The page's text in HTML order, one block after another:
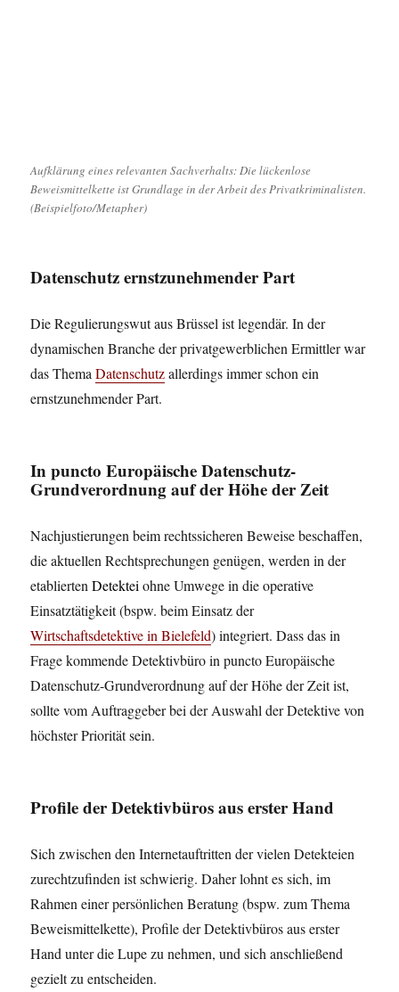
Aufklärung eines relevanten Sachverhalts: Die lückenlose
Beweismittelkette ist Grundlage in der Arbeit des Privatkriminalisten.
(Beispielfoto/Metapher)
Datenschutz ernstzunehmender Part
Die Regulierungswut aus Brüssel ist legendär. In der
dynamischen Branche der privatgewerblichen Ermittler war
das ThemaDatenschutzallerdings immer schon ein
ernstzunehmender Part.
In puncto Europäische Datenschutz-
Grundverordnung auf der Höhe der Zeit
Nachjustierungen beim rechtssicheren Beweise beschaffen,
die aktuellen Rechtsprechungen genügen, werden in der
etabliertenDetektei ohne Umwege in die operative
Einsatztätigkeit (bspw. beim Einsatz der
Wirtschaftsdetektive in Bielefeld) integriert. Dass das in
Frage kommende Detektivbüro in puncto Europäische
Datenschutz-Grundverordnung auf der Höhe der Zeit ist,
sollte vom Auftraggeber bei der Auswahl der Detektive von
höchster Priorität sein.
Profile der Detektivbüros aus erster Hand
Sich zwischen den Internetauftritten der vielen Detekteien
zurechtzufinden ist schwierig. Daher lohnt es sich, im
Rahmen einer persönlichen Beratung (bspw. zum Thema
Beweismittelkette), Profile der Detektivbüros aus erster
Hand unter die Lupe zu nehmen, und sich anschließend
gezielt zu entscheiden.